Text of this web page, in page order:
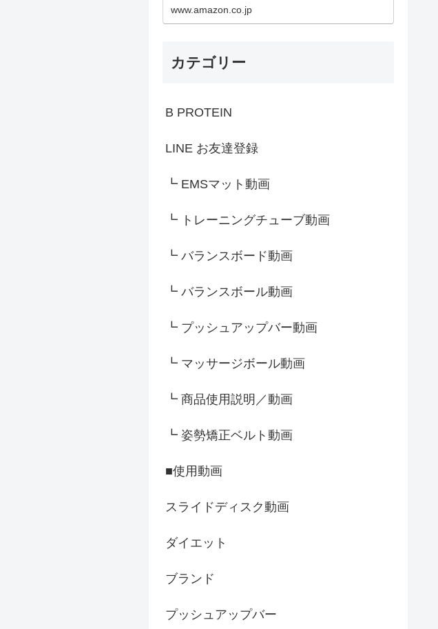
www.amazon.co.jp
カテゴリー
B PROTEIN
LINE お友達登録
┗ EMSマット動画
┗ トレーニングチューブ動画
┗ バランスボード動画
┗ バランスボール動画
┗ プッシュアップバー動画
┗ マッサージボール動画
┗ 商品使用説明／動画
┗ 姿勢矯正ベルト動画
■使用動画
スライドディスク動画
ダイエット
ブランド
プッシュアップバー